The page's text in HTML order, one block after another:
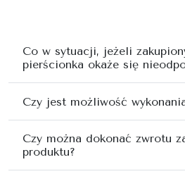
Co w sytuacji, jeżeli
pierścionka okaże się
Czy jest możliwość
Czy można dokonać zwrotu
produktu?